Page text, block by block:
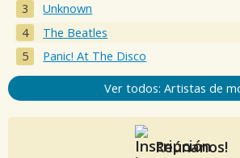
Unknown
The Beatles
Panic! At The Disco
Ver todos: Artistas de
Reúnanos!